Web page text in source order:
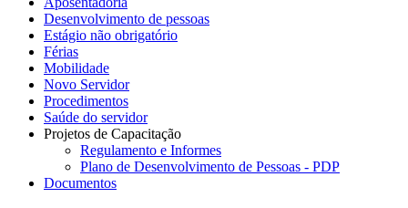
Desenvolvimento de pessoas
Estágio não obrigatório
Férias
Mobilidade
Novo Servidor
Procedimentos
Saúde do servidor
Projetos de Capacitação
Regulamento e Informes
Plano de Desenvolvimento de Pessoas - PDP
Documentos